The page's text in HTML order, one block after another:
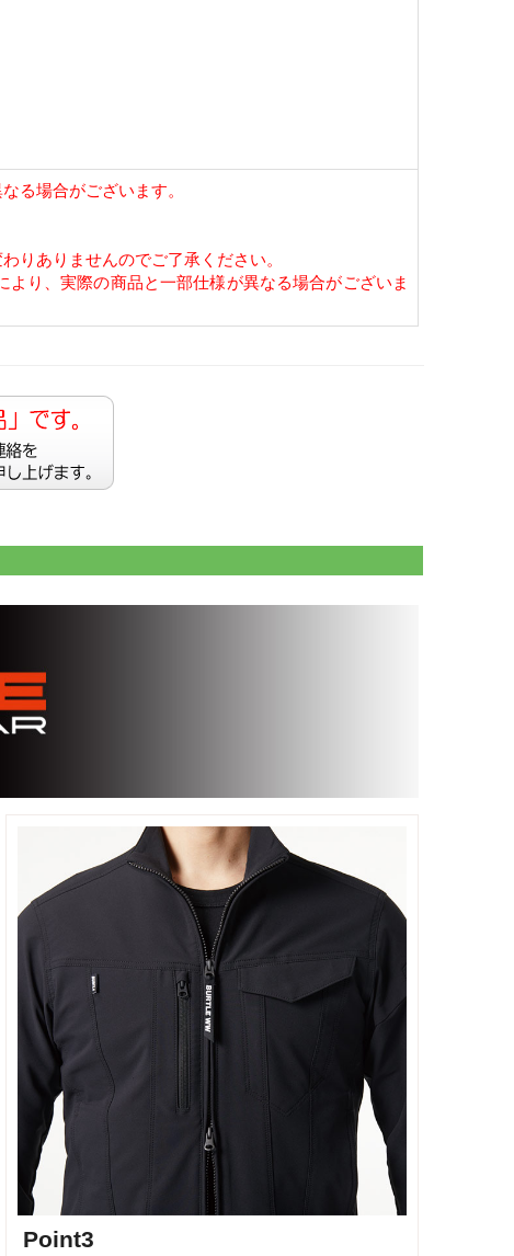
る場合がございます。
りありませんのでご了承ください。
り、実際の商品と一部仕様が異なる場合がございま
Point3